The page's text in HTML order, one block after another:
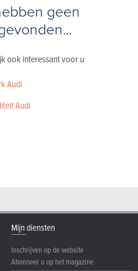
geen
ook interessant voor u
Audi
Audi
Mijn diensten
Inschrijven op de website
Abonneer u op het magazine